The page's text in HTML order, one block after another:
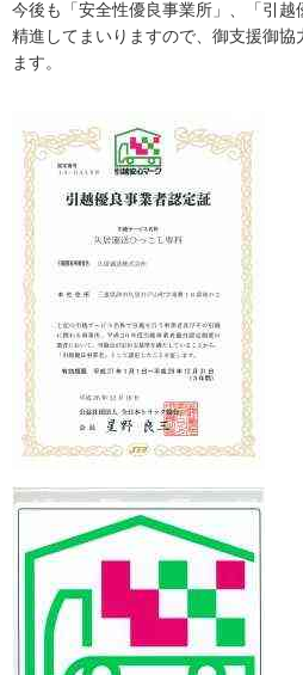
今後も「安全性優良事業所」、「引越
精進してまいりますので、御支援御協
ます。